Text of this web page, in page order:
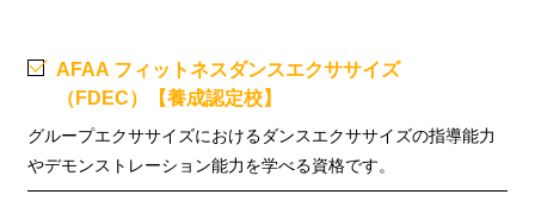
AFAA フィットネスダンスエクササイズ
（FDEC）
【養成認定校】
グループエクササイズにおけるダンスエクササイズの指導能力
やデモンストレーション能力を学べる資格です。